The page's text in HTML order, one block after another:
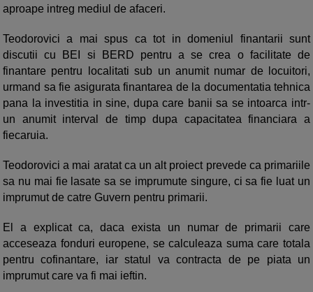
aproape intreg mediul de afaceri.
Teodorovici a mai spus ca tot in domeniul finantarii sunt
discutii cu BEI si BERD pentru a se crea o facilitate de
finantare pentru localitati sub un anumit numar de locuitori,
urmand sa fie asigurata finantarea de la documentatia tehnica
pana la investitia in sine, dupa care banii sa se intoarca intr-
un anumit interval de timp dupa capacitatea financiara a
fiecaruia.
Teodorovici a mai aratat ca un alt proiect prevede ca primariile
sa nu mai fie lasate sa se imprumute singure, ci sa fie luat un
imprumut de catre Guvern pentru primarii.
El a explicat ca, daca exista un numar de primarii care
acceseaza fonduri europene, se calculeaza suma care totala
pentru cofinantare, iar statul va contracta de pe piata un
imprumut care va fi mai ieftin.